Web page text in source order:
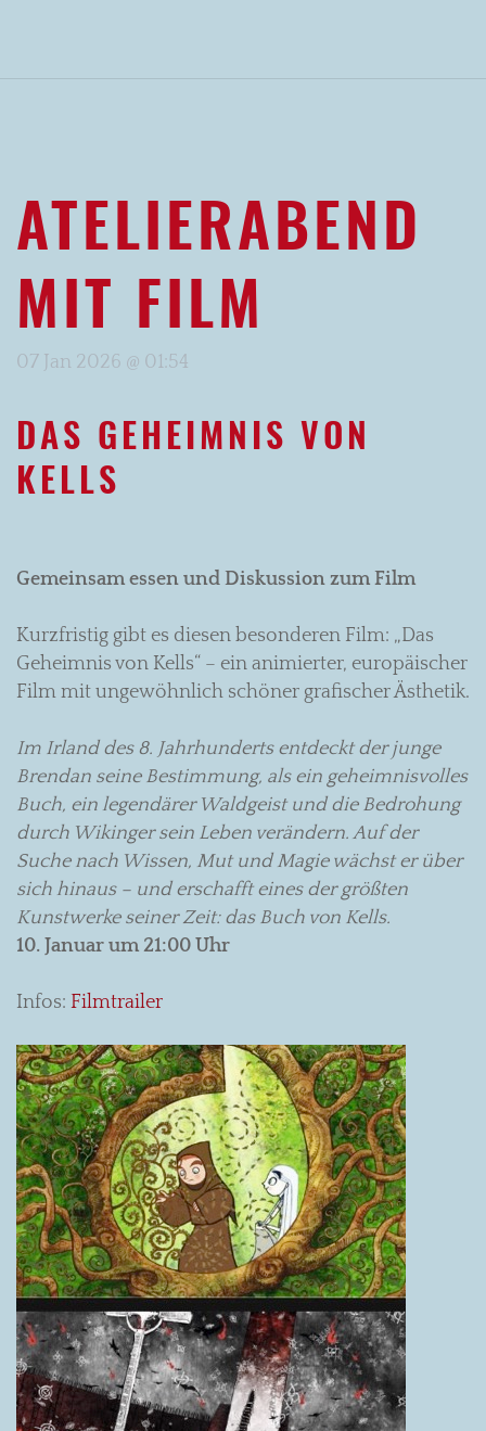
ATELIERABEND
MIT FILM
07 Jan 2026 @ 01:54
DAS GEHEIMNIS VON
KELLS
Gemeinsam essen und Diskussion zum Film
Kurzfristig gibt es diesen besonderen Film: „Das
Geheimnis von Kells“ – ein animierter, europäischer
Film mit ungewöhnlich schöner grafischer Ästhetik.
Im Irland des 8. Jahrhunderts entdeckt der junge
Brendan seine Bestimmung, als ein geheimnisvolles
Buch, ein legendärer Waldgeist und die Bedrohung
durch Wikinger sein Leben verändern. Auf der
Suche nach Wissen, Mut und Magie wächst er über
sich hinaus – und erschafft eines der größten
Kunstwerke seiner Zeit: das Buch von Kells.
10. Januar um 21:00 Uhr
Infos: Filmtrailer